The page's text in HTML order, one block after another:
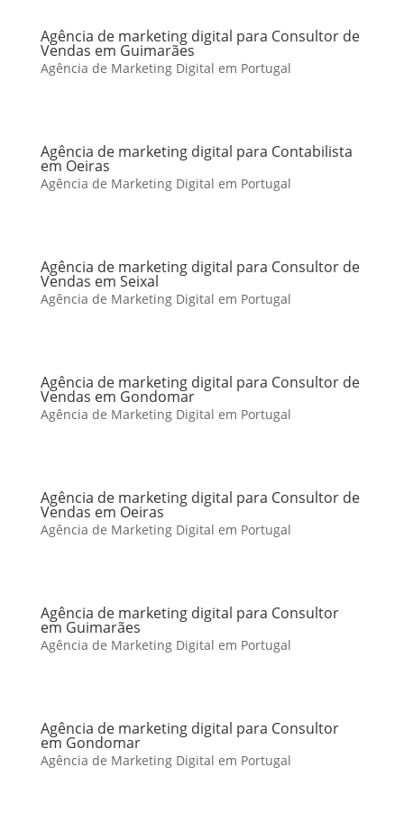
Agência de marketing digital para Consultor de
Vendas em Guimarães
Agência de Marketing Digital em Portugal
Agência de marketing digital para Contabilista
em Oeiras
Agência de Marketing Digital em Portugal
Agência de marketing digital para Consultor de
Vendas em Seixal
Agência de Marketing Digital em Portugal
Agência de marketing digital para Consultor de
Vendas em Gondomar
Agência de Marketing Digital em Portugal
Agência de marketing digital para Consultor de
Vendas em Oeiras
Agência de Marketing Digital em Portugal
Agência de marketing digital para Consultor
em Guimarães
Agência de Marketing Digital em Portugal
Agência de marketing digital para Consultor
em Gondomar
Agência de Marketing Digital em Portugal